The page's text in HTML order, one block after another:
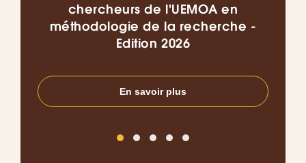
chercheurs de l'UEMOA en
méthodologie de la recherche -
Edition 2026
En savoir plus